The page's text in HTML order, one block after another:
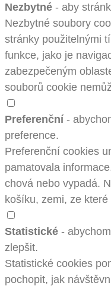
Nezbytné - aby
Nezbytné soubory
stránky použitelnými
funkce, jako je
zabezpečeným
souborů cookie
Preferenční-
preference.
Preferenční cookies
pamatovala
chová nebo vypadá.
košíku, zemi, ze
Statistické -
zlepšit.
Statistické cookies
pochopit, jak